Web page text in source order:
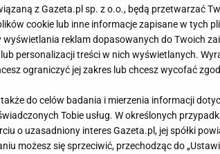
z Gazeta.pl sp. z o.o., będą przetwarzać
cookie lub inne informacje zapisane w tych
reklam dopasowanych do Twoich
personalizacji treści w nich wyświetlanych.
ograniczyć jej zakres lub chcesz wycofać
do celów badania i mierzenia informacji
Tobie usług. W określonych
o uzasadniony interes Gazeta.pl, jej spółki
możesz się sprzeciwić, przechodząc do